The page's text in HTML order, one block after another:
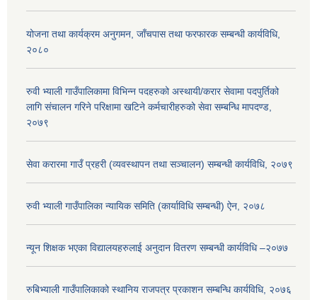
योजना तथा कार्यक्रम अनुगमन, जाँचपास तथा फरफारक सम्बन्धी कार्यविधि,
२०८०
रुवी भ्याली गाउँपालिकामा विभिन्न पदहरुको अस्थायी/करार सेवामा पदपुर्तिको
लागि संचालन गरिने परिक्षामा खटिने कर्मचारीहरुको सेवा सम्बन्धि मापदण्ड,
२०७९
सेवा करारमा गाउँ प्रहरी (व्यवस्थापन तथा सञ्चालन) सम्बन्धी कार्यविधि, २०७९
रुवी भ्याली गाउँपालिका न्यायिक समिति (कार्याविधि सम्बन्धी) ऐन, २०७८
न्यून शिक्षक भएका ‍विद्यालयहरुलाई अनुदान वितरण सम्बन्धी कार्यविधि –२०७७
रुबिभ्याली गाउँपालिकाको स्थानिय राजपत्र प्रकाशन सम्बन्धि कार्यविधि, २०७६